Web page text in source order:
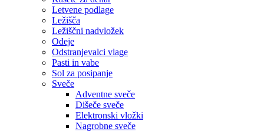
Letvene podlage
Ležišča
Ležiščni nadvložek
Odeje
Odstranjevalci vlage
Pasti in vabe
Sol za posipanje
Sveče
Adventne sveče
Dišeče sveče
Elektronski vložki
Nagrobne sveče